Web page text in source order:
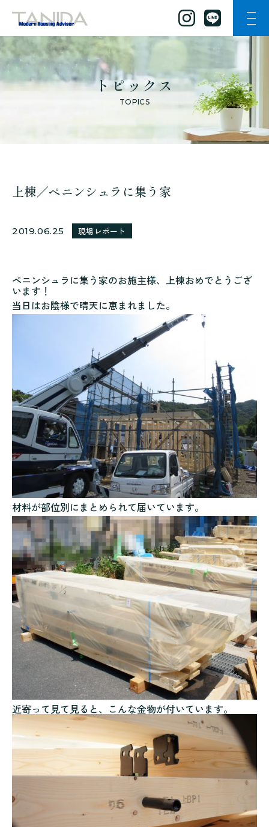
谷田工務店のトップページへ移動
ナビ
トピックス
TOPICS
上棟／ペニンシュラに集う家
2019.06.25 現場レポート
ペニンシュラに集う家のお施主様、上棟おめでとうござ
います！
当日はお陰様で晴天に恵まれました。
材料が部位別にまとめられて届いています。
近寄って見て見ると、こんな金物が付いています。